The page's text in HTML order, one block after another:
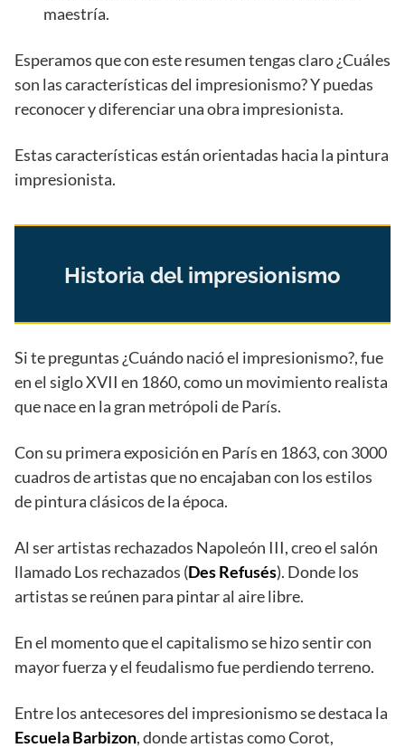
maestría.
Esperamos que con este resumen tengas claro ¿Cuáles
son las características del impresionismo? Y puedas
reconocer y diferenciar una obra impresionista.
Estas características están orientadas hacia la pintura
impresionista.
Historia del impresionismo
Si te preguntas ¿Cuándo nació el impresionismo?, fue
en el siglo XVII en 1860, como un movimiento realista
que nace en la gran metrópoli de París.
Con su primera exposición en París en 1863, con 3000
cuadros de artistas que no encajaban con los estilos
de pintura clásicos de la época.
Al ser artistas rechazados Napoleón III, creo el salón
llamado Los rechazados (Des Refusés). Donde los
artistas se reúnen para pintar al aire libre.
En el momento que el capitalismo se hizo sentir con
mayor fuerza y el feudalismo fue perdiendo terreno.
Entre los antecesores del impresionismo se destaca la
Escuela Barbizon, donde artistas como Corot,